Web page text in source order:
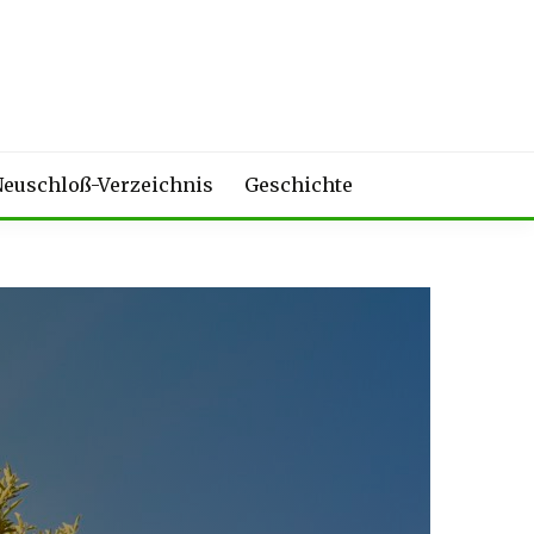
Verzeichnis Geschichte